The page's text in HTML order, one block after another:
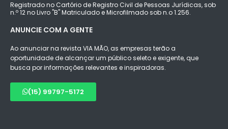
Registrado no Cartório de Registro Civil de Pessoas Jurídicas, sob
n.º 12 no Livro "B" Matriculado e Microfilmado sob n.o 1.256.
ANUNCIE COM A GENTE
Ao anunciar na revista VIA MÃO, as empresas terão a
oportunidade de alcançar um público seleto e exigente, que
busca por informações relevantes e inspiradoras.
(15) 99797-5172